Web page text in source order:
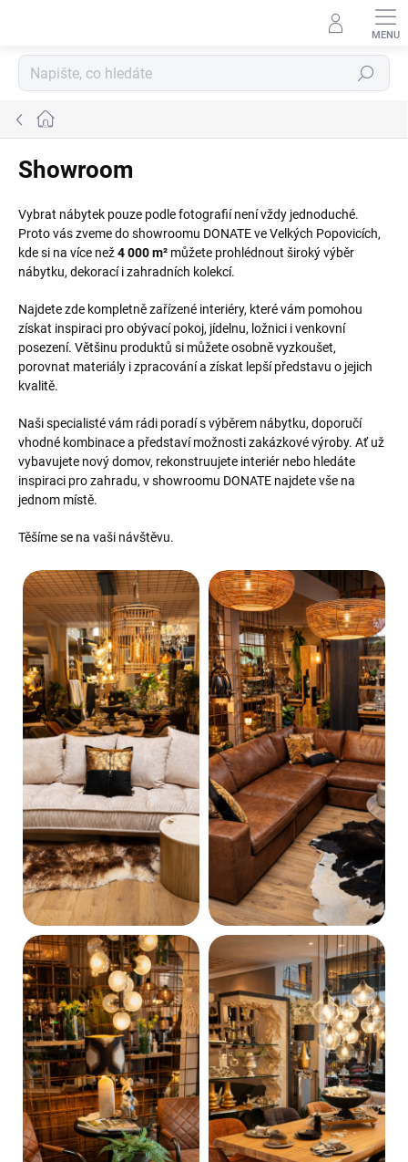
Hledat
Domů
Showroom
Vybrat nábytek pouze podle fotografií není vždy jednoduché.
Proto vás zveme do showroomu DONATE ve Velkých Popovicích,
kde si na více než4 000 m² můžete prohlédnout široký výběr
nábytku, dekorací i zahradních kolekcí.
Najdete zde kompletně zařízené interiéry, které vám pomohou
získat inspiraci pro obývací pokoj, jídelnu, ložnici i venkovní
posezení. Většinu produktů si můžete osobně vyzkoušet,
porovnat materiály i zpracování a získat lepší představu o jejich
kvalitě.
Naši specialisté vám rádi poradí s výběrem nábytku, doporučí
vhodné kombinace a představí možnosti zakázkové výroby. Ať už
vybavujete nový domov, rekonstruujete interiér nebo hledáte
inspiraci pro zahradu, v showroomu DONATE najdete vše na
jednom místě.
Těšíme se na vaši návštěvu.